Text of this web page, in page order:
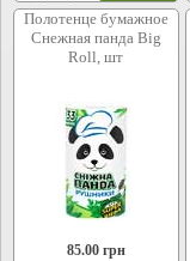
Полотенце бумажное
Снежная панда Big
Roll, шт
85.00грн